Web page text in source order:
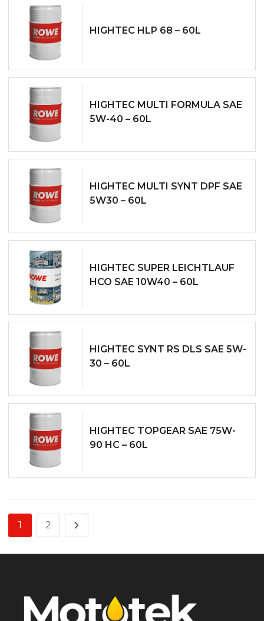
HIGHTEC HLP 68 – 60L
HIGHTEC MULTI FORMULA SAE
5W-40 – 60L
HIGHTEC MULTI SYNT DPF SAE
5W­30 – 60L
HIGHTEC SUPER LEICHTLAUF
HC­O SAE 10W­40 – 60L
HIGHTEC SYNT RS DLS SAE 5W­
30 – 60L
HIGHTEC TOPGEAR SAE 75W-
90 HC – 60L
1 2